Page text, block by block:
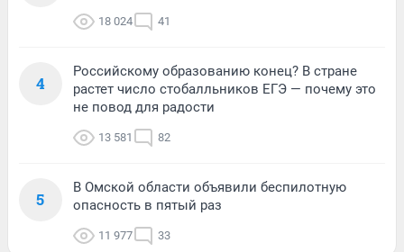
18 024 41
4
Российскому образованию конец? В стране
растет число стобалльников ЕГЭ — почему это
не повод для радости
13 581 82
5
В Омской области объявили беспилотную
опасность в пятый раз
11 977 33